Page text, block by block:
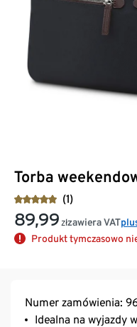
Torba
(1)
89,99 złzawiera VAT
Produkt tymczasowo
Numer zamówienia:
Idealna na wyjazdy